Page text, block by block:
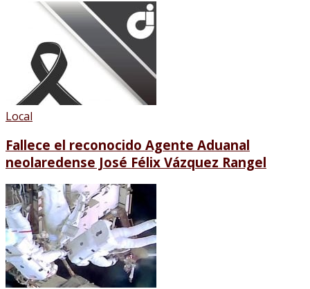
Local
Fallece el reconocido Agente Aduanal
neolaredense José Félix Vázquez Rangel